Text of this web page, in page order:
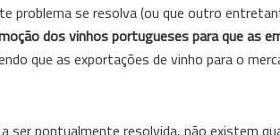
problema se resolva (ou que outro
dos vinhos portugueses para que as
que as exportações de vinho para o
ser pontualmente resolvida, não existem